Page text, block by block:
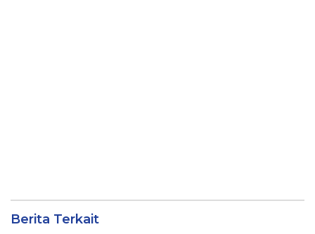
Berita Terkait